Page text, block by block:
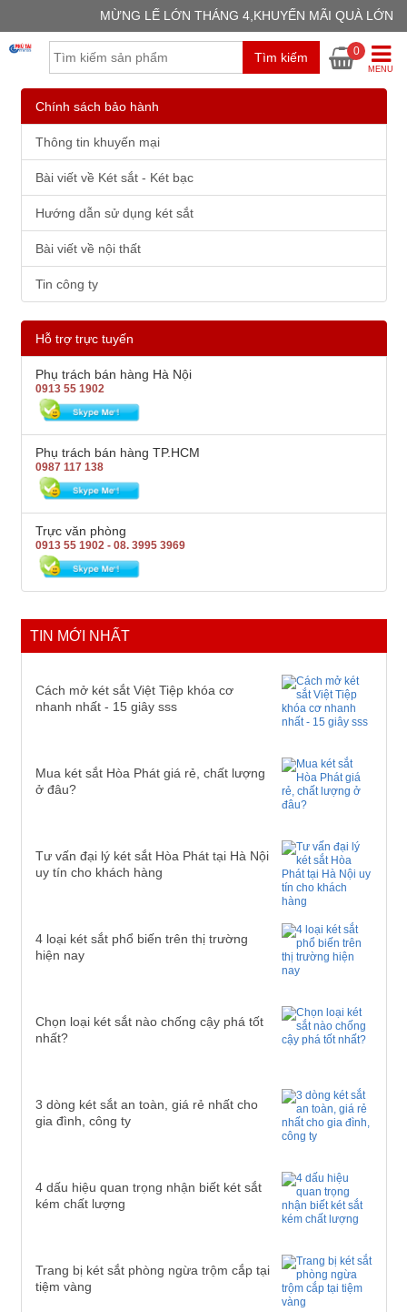
MỪNG LẾ LỚN THÁNG 4,KHUYẾN MÃI QUÀ LỚN
Tìm kiếm
GIỎ
Chưa
0
MENU
Chính sách bảo hành
Thông tin khuyến mại
Bài viết về Két sắt - Két bạc
Hướng dẫn sử dụng két sắt
Bài viết về nội thất
Tin công ty
Hỗ trợ trực tuyến
Phụ trách bán hàng Hà Nội
0913 55 1902
Phụ trách bán hàng TP.HCM
0987 117 138
Trực văn phòng
0913 55 1902 - 08. 3995 3969
TIN MỚI NHẤT
Cách mở két sắt Việt Tiệp khóa cơ
nhanh nhất - 15 giây sss
Mua két sắt Hòa Phát giá rẻ, chất lượng
ở đâu?
Tư vấn đại lý két sắt Hòa Phát tại Hà Nội
uy tín cho khách hàng
4 loại két sắt phổ biến trên thị trường
hiện nay
Chọn loại két sắt nào chống cậy phá tốt
nhất?
3 dòng két sắt an toàn, giá rẻ nhất cho
gia đình, công ty
4 dấu hiệu quan trọng nhận biết két sắt
kém chất lượng
Trang bị két sắt phòng ngừa trộm cắp tại
tiệm vàng